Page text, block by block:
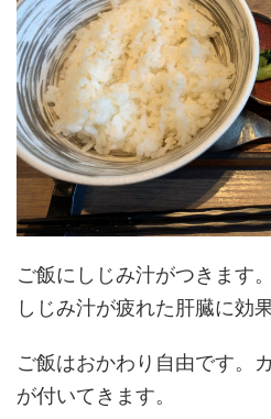
ご飯にしじみ汁がつきます。
しじみ汁が疲れた肝臓に効
ご飯はおかわり自由です。
が付いてきます。